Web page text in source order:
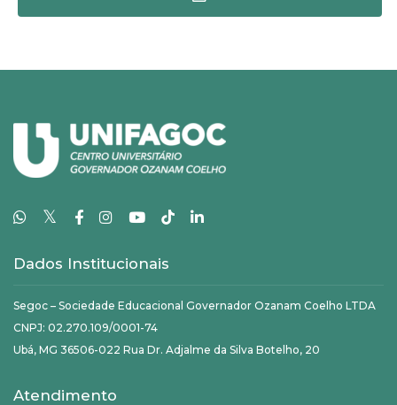
𝕏
Dados Institucionais
Segoc – Sociedade Educacional Governador Ozanam Coelho LTDA
CNPJ: 02.270.109/0001-74
Ubá, MG 36506-022 Rua Dr. Adjalme da Silva Botelho, 20
Atendimento